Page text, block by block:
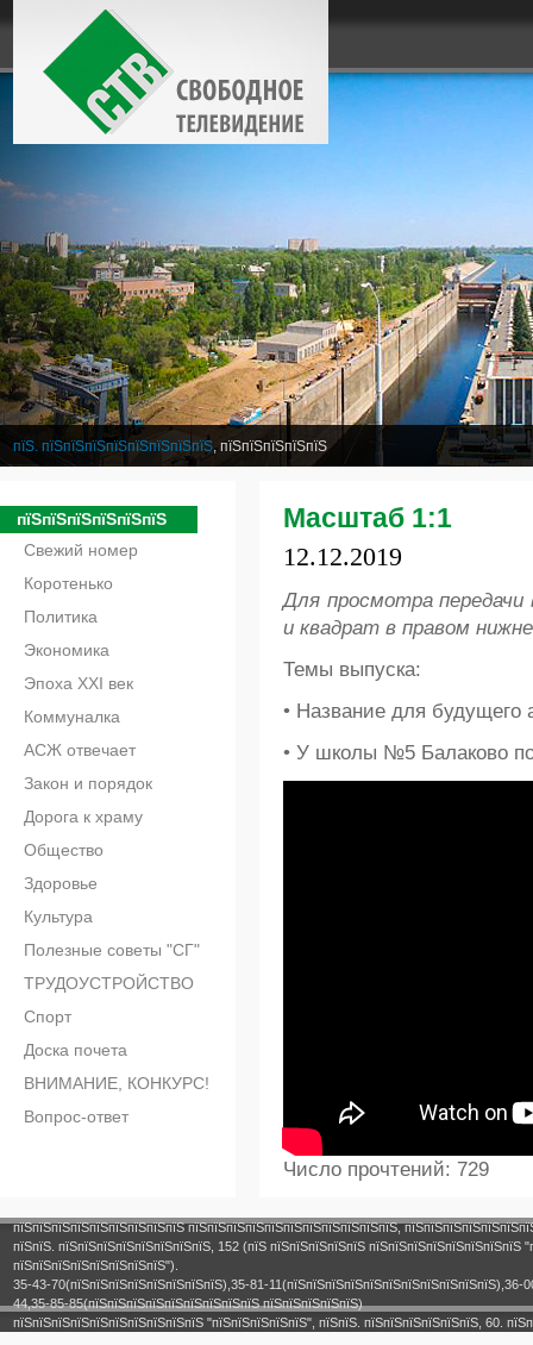
пїЅ. пїЅпїЅпїЅпїЅпїЅпїЅпїЅпїЅ, пїЅпїЅпїЅпїЅпїЅ
пїЅпїЅпїЅпїЅпїЅпїЅ
Свежий номер
Коротенько
Политика
Экономика
Эпоха XXI век
Коммуналка
АСЖ отвечает
Закон и порядок
Дорога к храму
Общество
Здоровье
Культура
Полезные советы "СГ"
ТРУДОУСТРОЙСТВО
Спорт
Доска почета
ВНИМАНИЕ, КОНКУРС!
Вопрос-ответ
Масштаб 1:1
12.12.2019
Для просмотра
и квадрат в правом
Темы выпуска:
• Название для будущего
• У школы №5 Балаково
Число прочтений: 729
пїЅпїЅпїЅпїЅпїЅпїЅпїЅпїЅпїЅ пїЅпїЅпїЅпїЅпїЅпїЅпїЅпїЅпїЅпїЅпїЅ,
пїЅпїЅ. пїЅпїЅпїЅпїЅпїЅпїЅпїЅпїЅ, 152 (пїЅ пїЅпїЅпїЅпїЅпїЅ пїЅпїЅпїЅпїЅпїЅпїЅпїЅпїЅ
пїЅпїЅпїЅпїЅпїЅпїЅпїЅпїЅ").
35-43-70(пїЅпїЅпїЅпїЅпїЅпїЅпїЅпїЅ),35-81-
44,35-85-85(пїЅпїЅпїЅпїЅпїЅпїЅпїЅпїЅпїЅ пїЅпїЅпїЅпїЅпїЅ)
пїЅпїЅпїЅпїЅпїЅпїЅпїЅпїЅпїЅпїЅ "пїЅпїЅпїЅпїЅпїЅ", пїЅпїЅ. пїЅпїЅпїЅпїЅпїЅпїЅ, 60.